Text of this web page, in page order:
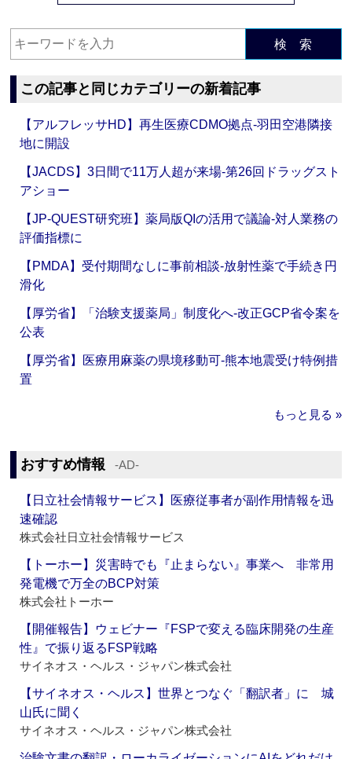
検 索
この記事と同じカテゴリーの新着記事
【アルフレッサHD】再生医療CDMO拠点‐羽田空港隣接
地に開設
【JACDS】3日間で11万人超が来場‐第26回ドラッグスト
アショー
【JP-QUEST研究班】薬局版QIの活用で議論‐対人業務の
評価指標に
【PMDA】受付期間なしに事前相談‐放射性薬で手続き円
滑化
【厚労省】「治験支援薬局」制度化へ‐改正GCP省令案を
公表
【厚労省】医療用麻薬の県境移動可‐熊本地震受け特例措
置
もっと見る »
おすすめ情報 ‐AD‐
【日立社会情報サービス】医療従事者が副作用情報を迅
速確認
株式会社日立社会情報サービス
【トーホー】災害時でも『止まらない』事業へ 非常用
発電機で万全のBCP対策
株式会社トーホー
【開催報告】ウェビナー『FSPで変える臨床開発の生産
性』で振り返るFSP戦略
サイネオス・ヘルス・ジャパン株式会社
【サイネオス・ヘルス】世界とつなぐ「翻訳者」に 城
山氏に聞く
サイネオス・ヘルス・ジャパン株式会社